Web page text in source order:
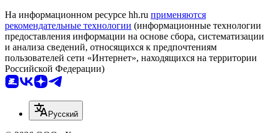
На информационном ресурсе hh.ru применяются
рекомендательные технологии (информационные технологии
предоставления информации на основе сбора, систематизации
и анализа сведений, относящихся к предпочтениям
пользователей сети «Интернет», находящихся на территории
Российской Федерации)
Русский